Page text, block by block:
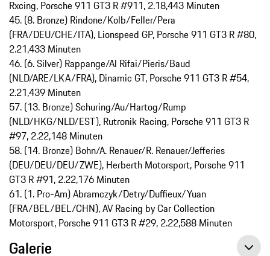
Rxcing, Porsche 911 GT3 R #911, 2.18,443 Minuten
45. (8. Bronze) Rindone/Kolb/Feller/Pera
(FRA/DEU/CHE/ITA), Lionspeed GP, Porsche 911 GT3 R #80,
2.21,433 Minuten
46. (6. Silver) Rappange/Al Rifai/Pieris/Baud
(NLD/ARE/LKA/FRA), Dinamic GT, Porsche 911 GT3 R #54,
2.21,439 Minuten
57. (13. Bronze) Schuring/Au/Hartog/Rump
(NLD/HKG/NLD/EST), Rutronik Racing, Porsche 911 GT3 R
#97, 2.22,148 Minuten
58. (14. Bronze) Bohn/A. Renauer/R. Renauer/Jefferies
(DEU/DEU/DEU/ZWE), Herberth Motorsport, Porsche 911
GT3 R #91, 2.22,176 Minuten
61. (1. Pro-Am) Abramczyk/Detry/Duffieux/Yuan
(FRA/BEL/BEL/CHN), AV Racing by Car Collection
Motorsport, Porsche 911 GT3 R #29, 2.22,588 Minuten
Galerie